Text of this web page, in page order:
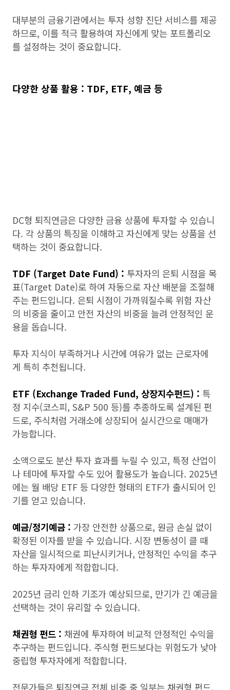
대부분의 금융기관에서는 투자 성향 진단 서비스를 제공
하므로, 이를 적극 활용하여 자신에게 맞는 포트폴리오
를 설정하는 것이 중요합니다.
다양한 상품 활용 : TDF, ETF, 예금 등
DC형 퇴직연금은 다양한 금융 상품에 투자할 수 있습니
다. 각 상품의 특징을 이해하고 자신에게 맞는 상품을 선
택하는 것이 중요합니다.
TDF (Target Date Fund) : 투자자의 은퇴 시점을 목
표(Target Date)로 하여 자동으로 자산 배분을 조절해
주는 펀드입니다. 은퇴 시점이 가까워질수록 위험 자산
의 비중을 줄이고 안전 자산의 비중을 늘려 안정적인 운
용을 돕습니다.
투자 지식이 부족하거나 시간에 여유가 없는 근로자에
게 특히 추천됩니다.
ETF (Exchange Traded Fund, 상장지수펀드) : 특
정 지수(코스피, S&P 500 등)를 추종하도록 설계된 펀
드로, 주식처럼 거래소에 상장되어 실시간으로 매매가
가능합니다.
소액으로도 분산 투자 효과를 누릴 수 있고, 특정 산업이
나 테마에 투자할 수도 있어 활용도가 높습니다. 2025년
에는 월 배당 ETF 등 다양한 형태의 ETF가 출시되어 인
기를 얻고 있습니다.
예금/정기예금 : 가장 안전한 상품으로, 원금 손실 없이
확정된 이자를 받을 수 있습니다. 시장 변동성이 클 때
자산을 일시적으로 피난시키거나, 안정적인 수익을 추구
하는 투자자에게 적합합니다.
2025년 금리 인하 기조가 예상되므로, 만기가 긴 예금을
선택하는 것이 유리할 수 있습니다.
채권형 펀드 : 채권에 투자하여 비교적 안정적인 수익을
추구하는 펀드입니다. 주식형 펀드보다는 위험도가 낮아
중립형 투자자에게 적합합니다.
전문가들은 퇴직연금 전체 비중 중 일부는 채권형 펀드,